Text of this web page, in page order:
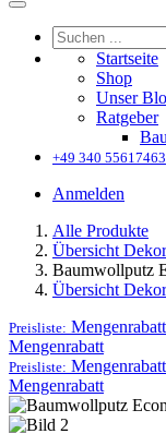
Startseite
Shop
Unser
Ratgeber
+49 340 55617463
Anmelden
Alle Produkte
Übersicht
Baumwollputz
Übersicht
Preisliste: Mengenrabatt
Mengenrabatt
Preisliste: Mengenrabatt
Mengenrabatt